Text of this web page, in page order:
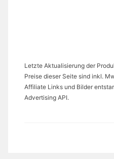
Letzte Aktualisierung der
Preise dieser Seite sind inkl.
Affiliate Links und Bilder
Advertising API.